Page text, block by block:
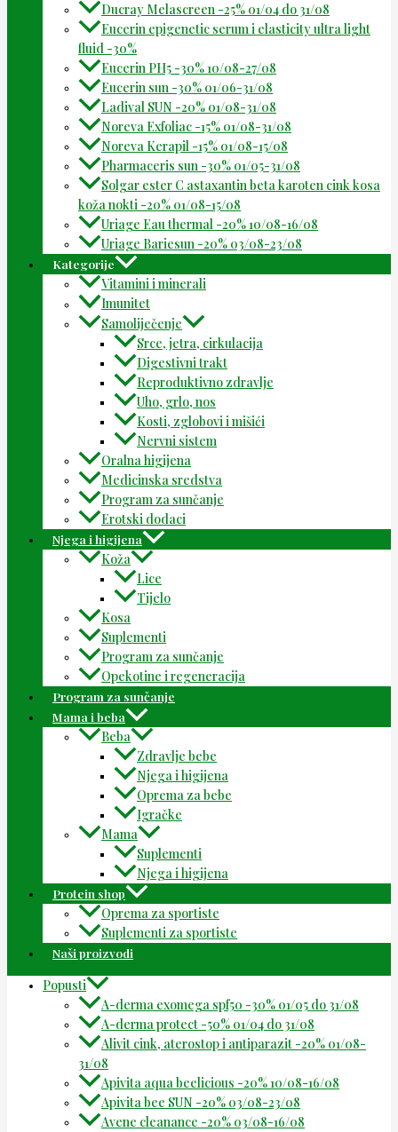
Ducray Melascreen -25% 01/04 do 31/08
Eucerin epigenetic serum i elasticity ultra light
fluid -30%
Eucerin PH5 -30% 10/08-27/08
Eucerin sun -30% 01/06-31/08
Ladival SUN -20% 01/08-31/08
Noreva Exfoliac -15% 01/08-31/08
Noreva Kerapil -15% 01/08-15/08
Pharmaceris sun -30% 01/05-31/08
Solgar ester C astaxantin beta karoten cink kosa
koža nokti -20% 01/08-15/08
Uriage Eau thermal -20% 10/08-16/08
Uriage Bariesun -20% 03/08-23/08
Kategorije
Vitamini i minerali
Imunitet
Samoliječenje
Srce, jetra, cirkulacija
Digestivni trakt
Reproduktivno zdravlje
Uho, grlo, nos
Kosti, zglobovi i mišići
Nervni sistem
Oralna higijena
Medicinska sredstva
Program za sunčanje
Erotski dodaci
Njega i higijena
Koža
Lice
Tijelo
Kosa
Suplementi
Program za sunčanje
Opekotine i regeneracija
Program za sunčanje
Mama i beba
Beba
Zdravlje bebe
Njega i higijena
Oprema za bebe
Igračke
Mama
Suplementi
Njega i higijena
Protein shop
Oprema za sportiste
Suplementi za sportiste
Naši proizvodi
Popusti
A-derma exomega spf50 -30% 01/05 do 31/08
A-derma protect -50% 01/04 do 31/08
Alivit cink, aterostop i antiparazit -20% 01/08-
31/08
Apivita aqua beelicious -20% 10/08-16/08
Apivita bee SUN -20% 03/08-23/08
Avene cleanance -20% 03/08-16/08